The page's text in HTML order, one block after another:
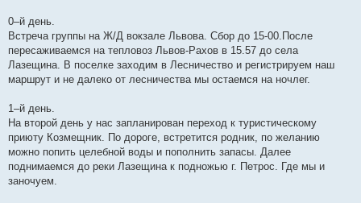
0–й день.
Встреча группы на Ж/Д вокзале Львова. Сбор до 15-00.После
пересаживаемся на тепловоз Львов-Рахов в 15.57 до села
Лазещина. В поселке заходим в Лесничество и регистрируем наш
маршрут и не далеко от лесничества мы остаемся на ночлег.
1–й день.
На второй день у нас запланирован переход к туристическому
приюту Козмещник. По дороге, встретится родник, по желанию
можно попить целебной воды и пополнить запасы. Далее
поднимаемся до реки Лазещина к подножью г. Петрос. Где мы и
заночуем.